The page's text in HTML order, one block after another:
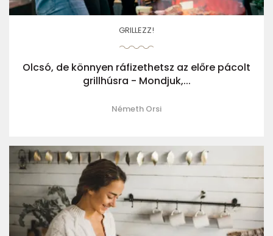
GRILLEZZ!
Olcsó, de könnyen ráfizethetsz az előre pácolt
grillhúsra - Mondjuk,...
Németh Orsi